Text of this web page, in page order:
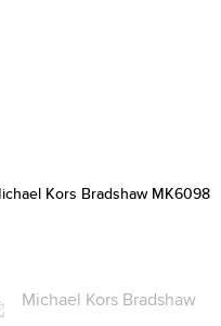
Kors Bradshaw MK6098